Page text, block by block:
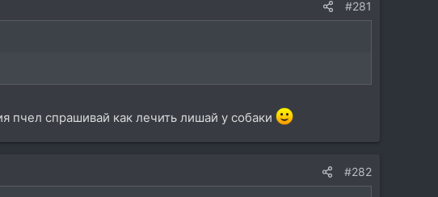
#281
пчел спрашивай как лечить лишай у собаки
#282